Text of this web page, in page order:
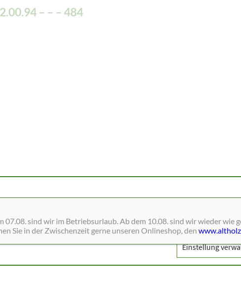
– – – 484
07.08. sind wir im Betriebsurlaub. Ab dem 10.08. sind wir wieder wie
Sie in der Zwischenzeit gerne unseren Onlineshop, den
Dienste wie Schriften, Blätterkataloge, Social-Media und
Einstellung